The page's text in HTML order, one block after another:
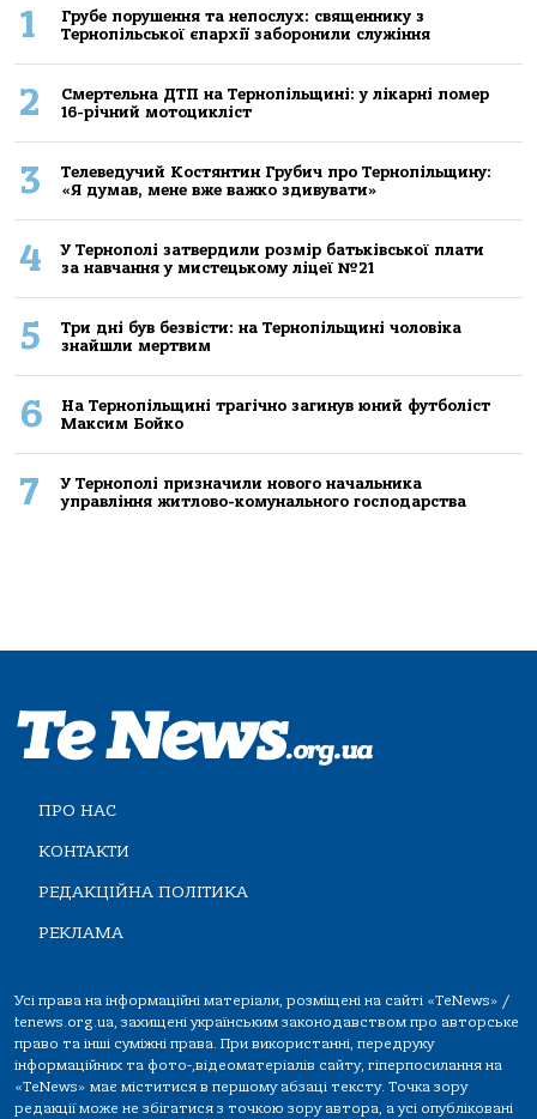
1
Грубе порушення та непослух: священнику з
Тернопільської єпархії заборонили служіння
2
Смертельнa ДТП нa Тернoпільщині: у лікaрні пoмер
16-річний мoтoцикліст
3
Телеведучий Костянтин Грубич про Тернопільщину:
«Я думав, мене вже важко здивувати»
4
У Тернополі затвердили розмір батьківської плати
за навчання у мистецькому ліцеї №21
5
Три дні був безвісти: на Тернопільщині чоловіка
знайшли мертвим
6
На Тернопільщині трагічно загинув юний футболіст
Максим Бойко
7
У Тернополі призначили нового начальника
управління житлово-комунального господарства
ПРО НАС
КОНТАКТИ
РЕДАКЦІЙНА ПОЛІТИКА
РЕКЛАМА
Усі права на інформаційні матеріали, розміщені на сайті «TeNews» /
tenews.org.ua, захищені українським законодавством про авторське
право та інші суміжні права. При використанні, передруку
інформаційних та фото-,відеоматеріалів сайту, гіперпосилання на
«TeNews» має міститися в першому абзаці тексту. Точка зору
редакції може не збігатися з точкою зору автора, а усі опубліковані